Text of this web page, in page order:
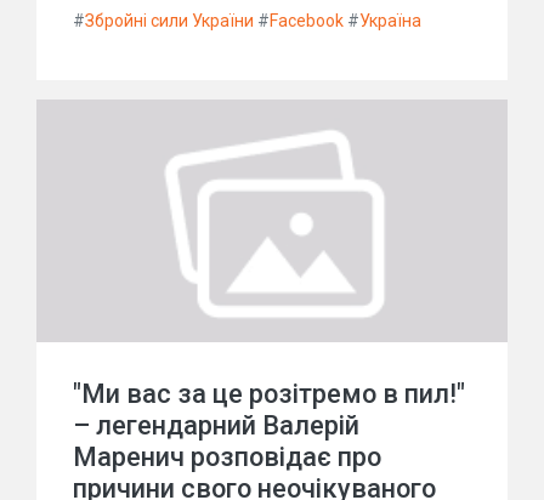
#Збройні сили України #Facebook #Україна
"Ми вас за це розітремо в пил!"
– легендарний Валерій
Маренич розповідає про
причини свого неочікуваного